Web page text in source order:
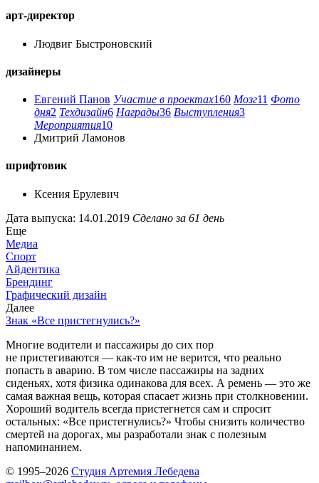
арт-директор
Людвиг Быстроновский
дизайнеры
Евгений Панов Участие в проектах160 Мозг11 Фото
дня2 Техдизайн6 Награды36 Выступления3
Мероприятия10
Дмитрий Ламонов
шрифтовик
Ксения Ерулевич
Дата выпуска: 14.01.2019 Сделано за 61 день
Еще
Медиа
Спорт
Айдентика
Брендинг
Графический дизайн
Далее
Знак «Все пристегнулись?»
Многие водители и пассажиры до сих пор
не пристегиваются — как-то им не верится, что реально
попасть в аварию. В том числе пассажиры на задних
сиденьях, хотя физика одинакова для всех. А ремень — это же
самая важная вещь, которая спасает жизнь при столкновении.
Хороший водитель всегда пристегнется сам и спросит
остальных: «Все пристегнулись?» Чтобы снизить количество
смертей на дорогах, мы разработали знак с полезным
напоминанием.
© 1995–2026 Студия Артемия Лебедева